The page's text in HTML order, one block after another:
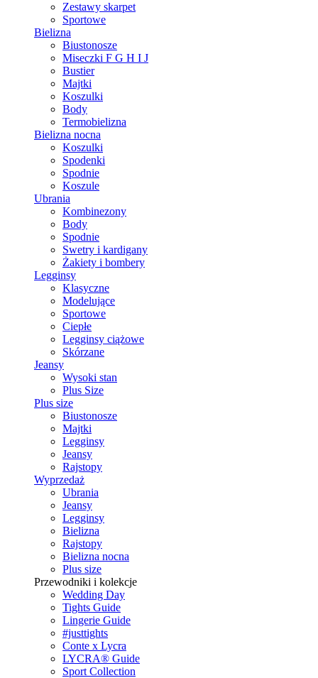
Zestawy skarpet
Sportowe
Bielizna
Biustonosze
Miseczki F G H I J
Bustier
Majtki
Koszulki
Body
Termobielizna
Bielizna nocna
Koszulki
Spodenki
Spodnie
Koszule
Ubrania
Kombinezony
Body
Spodnie
Swetry i kardigany
Żakiety i bombery
Legginsy
Klasyczne
Modelujące
Sportowe
Ciepłe
Legginsy ciążowe
Skórzane
Jeansy
Wysoki stan
Plus Size
Plus size
Biustonosze
Majtki
Legginsy
Jeansy
Rajstopy
Wyprzedaż
Ubrania
Jeansy
Legginsy
Bielizna
Rajstopy
Bielizna nocna
Plus size
Przewodniki i kolekcje
Wedding Day
Tights Guide
Lingerie Guide
#justtights
Conte x Lycra
LYCRA® Guide
Sport Сollection